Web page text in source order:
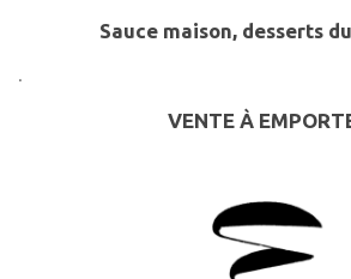
Sauce maison, desserts
.
VENTE À